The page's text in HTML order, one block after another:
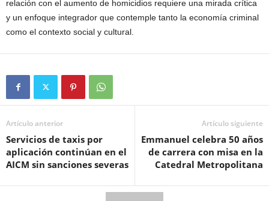
relación con el aumento de homicidios requiere una mirada crítica
y un enfoque integrador que contemple tanto la economía criminal
como el contexto social y cultural.
Artículo anterior
Servicios de taxis por
aplicación continúan en el
AICM sin sanciones severas
Artículo siguiente
Emmanuel celebra 50 años
de carrera con misa en la
Catedral Metropolitana